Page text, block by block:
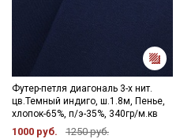
Футер-петля диагональ 3-х нит.
цв.Темный индиго, ш.1.8м, Пенье,
хлопок-65%, п/э-35%, 340гр/м.кв
1000 руб. 1250 руб.